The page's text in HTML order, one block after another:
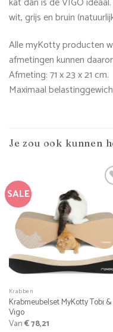
wit, grijs en bruin
Alle myKotty producten
afmetingen kunnen
Afmeting: 71 x 23 x 21 cm.
Maximaal
Je zou ook kunnen
SALE
Krabben
Krabmeubelset MyKotty Tobi &
Vigo
Van€78,21